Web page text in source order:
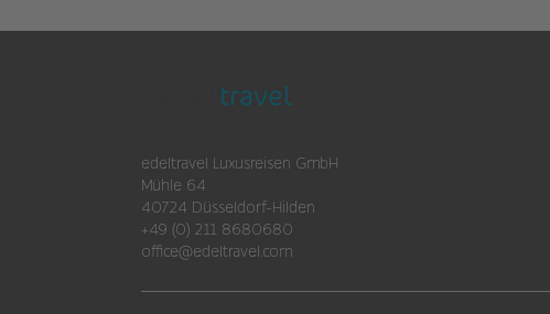
edeltravel Luxusreisen GmbH
Mühle 64
40724 Düsseldorf-Hilden
+49 (0) 211 8680680
office@edeltravel.com